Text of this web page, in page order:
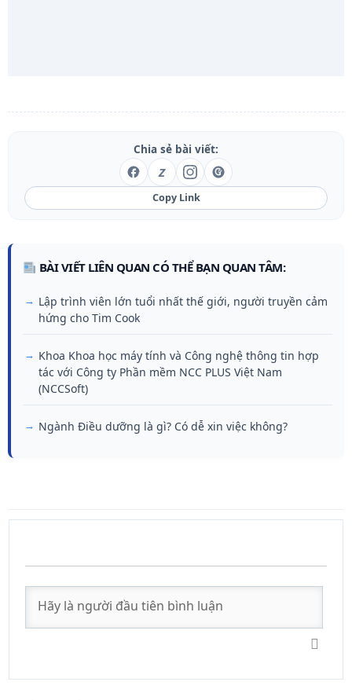
Chia sẻ bài viết:
Z
Copy Link
BÀI VIẾT LIÊN QUAN CÓ THỂ BẠN QUAN TÂM:
Lập trình viên lớn tuổi nhất thế giới, người truyền cảm
hứng cho Tim Cook
Khoa Khoa học máy tính và Công nghệ thông tin hợp
tác với Công ty Phần mềm NCC PLUS Việt Nam
(NCCSoft)
Ngành Điều dưỡng là gì? Có dễ xin việc không?